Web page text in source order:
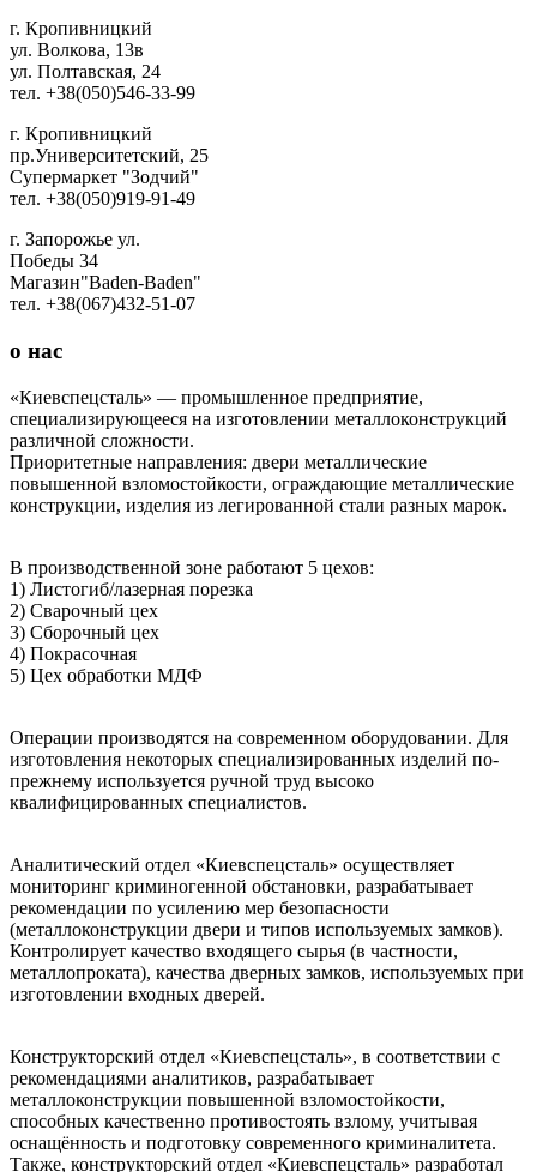
г. Кропивницкий
ул. Волкова, 13в
ул. Полтавская, 24
тел. +38(050)546-33-99
г. Кропивницкий
пр.Университетский, 25
Супермаркет "Зодчий"
тел. +38(050)919-91-49
г. Запорожье ул.
Победы 34
Магазин"Baden-Baden"
тел. +38(067)432-51-07
о нас
«Киевспецсталь» — промышленное предприятие,
специализирующееся на изготовлении металлоконструкций
различной сложности.
Приоритетные направления: двери металлические
повышенной взломостойкости, ограждающие металлические
конструкции, изделия из легированной стали разных марок.
В производственной зоне работают 5 цехов:
1) Листогиб/лазерная порезка
2) Сварочный цех
3) Сборочный цех
4) Покрасочная
5) Цех обработки МДФ
Операции производятся на современном оборудовании. Для
изготовления некоторых специализированных изделий по-
прежнему используется ручной труд высоко
квалифицированных специалистов.
Аналитический отдел «Киевспецсталь» осуществляет
мониторинг криминогенной обстановки, разрабатывает
рекомендации по усилению мер безопасности
(металлоконструкции двери и типов используемых замков).
Контролирует качество входящего сырья (в частности,
металлопроката), качества дверных замков, используемых при
изготовлении входных дверей.
Конструкторский отдел «Киевспецсталь», в соответствии с
рекомендациями аналитиков, разрабатывает
металлоконструкции повышенной взломостойкости,
способных качественно противостоять взлому, учитывая
оснащённость и подготовку современного криминалитета.
Также, конструкторский отдел «Киевспецсталь» разработал